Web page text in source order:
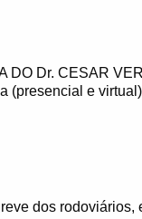
DO Dr. CESAR
(presencial e
dos